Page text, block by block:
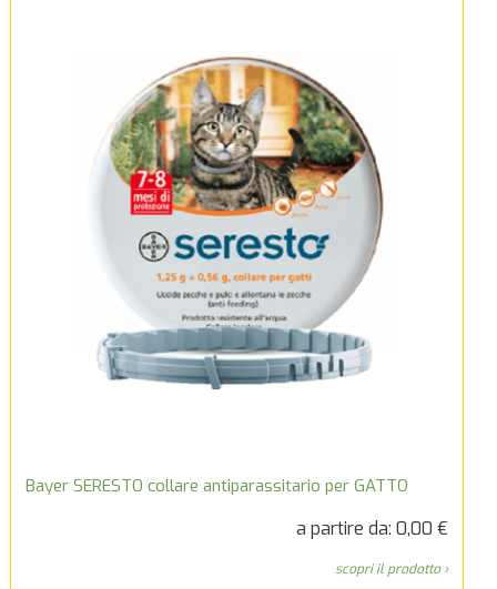
Bayer SERESTO collare antiparassitario per GATTO
a partire da: 0,00 €
scopri il prodotto ›